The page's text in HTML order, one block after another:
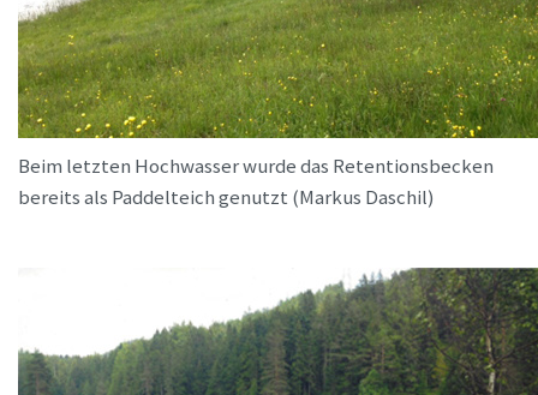
Beim letzten Hochwasser wurde das Retentionsbecken
bereits als Paddelteich genutzt (Markus Daschil)